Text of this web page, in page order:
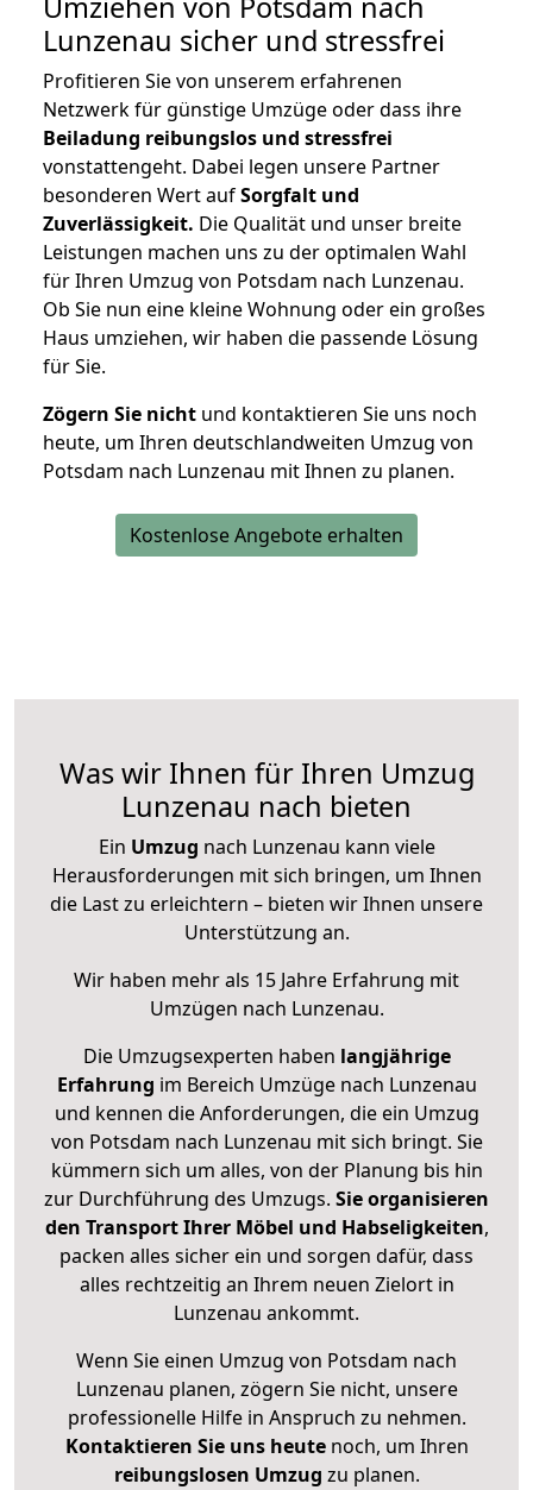
Lunzenau sicher und stressfrei
Profitieren Sie von unserem erfahrenen
Netzwerk für günstige Umzüge oder dass ihre
Beiladung reibungslos und stressfrei
vonstattengeht. Dabei legen unsere Partner
besonderen Wert aufSorgfalt und
Zuverlässigkeit. Die Qualität und unser breite
Leistungen machen uns zu der optimalen Wahl
für Ihren Umzug von Potsdam nach Lunzenau.
Ob Sie nun eine kleine Wohnung oder ein großes
Haus umziehen, wir haben die passende Lösung
für Sie.
Zögern Sie nicht und kontaktieren Sie uns noch
heute, um Ihren deutschlandweiten Umzug von
Potsdam nach Lunzenau mit Ihnen zu planen.
Kostenlose Angebote erhalten
Was wir Ihnen für Ihren Umzug
Lunzenau nach bieten
Ein Umzug nach Lunzenau kann viele
Herausforderungen mit sich bringen, um Ihnen
die Last zu erleichtern – bieten wir Ihnen unsere
Unterstützung an.
Wir haben mehr als 15 Jahre Erfahrung mit
Umzügen nach Lunzenau.
Die Umzugsexperten haben langjährige
Erfahrung im Bereich Umzüge nach Lunzenau
und kennen die Anforderungen, die ein Umzug
von Potsdam nach Lunzenau mit sich bringt. Sie
kümmern sich um alles, von der Planung bis hin
zur Durchführung des Umzugs. Sie organisieren
den Transport Ihrer Möbel und Habseligkeiten,
packen alles sicher ein und sorgen dafür, dass
alles rechtzeitig an Ihrem neuen Zielort in
Lunzenau ankommt.
Wenn Sie einen Umzug von Potsdam nach
Lunzenau planen, zögern Sie nicht, unsere
professionelle Hilfe in Anspruch zu nehmen.
Kontaktieren Sie uns heutenoch, um Ihren
reibungslosen Umzug zu planen.